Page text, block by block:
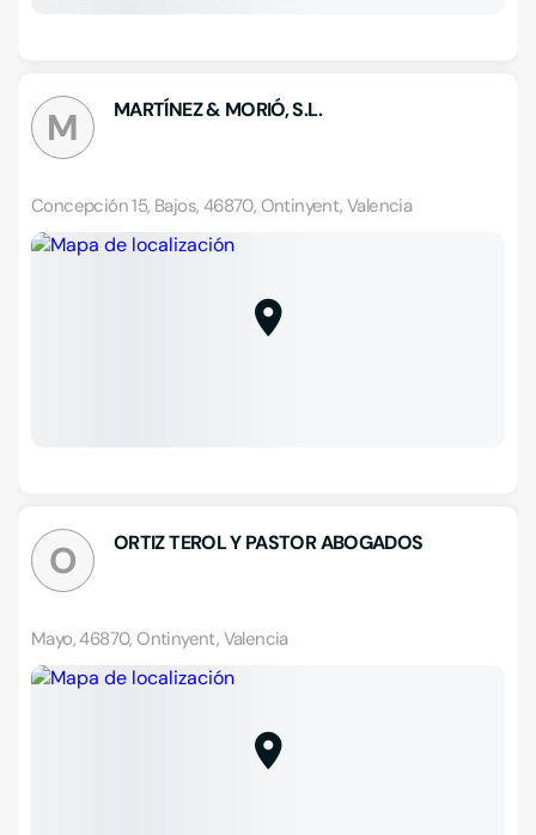
M MARTÍNEZ & MORIÓ, S.L.
Concepción 15, Bajos, 46870, Ontinyent, Valencia
O ORTIZ TEROL Y PASTOR ABOGADOS
Mayo, 46870, Ontinyent, Valencia